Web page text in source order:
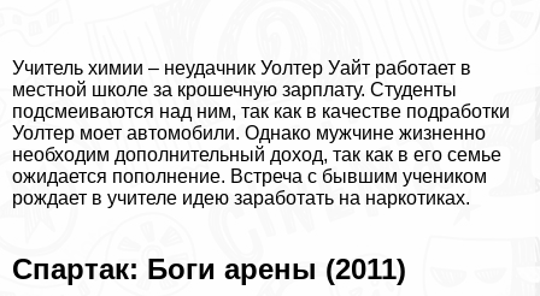
Учитель химии – неудачник Уолтер Уайт работает в
местной школе за крошечную зарплату. Студенты
подсмеиваются над ним, так как в качестве подработки
Уолтер моет автомобили. Однако мужчине жизненно
необходим дополнительный доход, так как в его семье
ожидается пополнение. Встреча с бывшим учеником
рождает в учителе идею заработать на наркотиках.
Спартак: Боги арены (2011)